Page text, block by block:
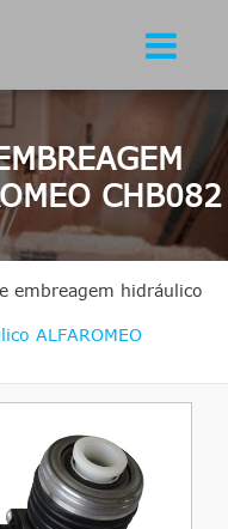
CHB082
embreagem hidráulico
ALFAROMEO